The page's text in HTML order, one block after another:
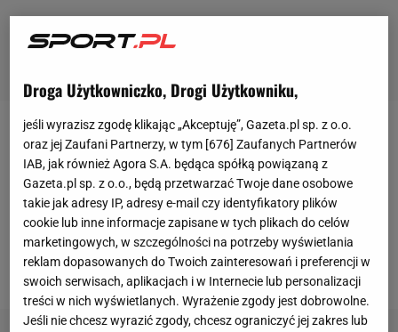
Sezon Ekstraklasy już za nami, ale w wielu klubach
dzieje się naprawdę sporo. Jednym z nich jest
Widzew Łódź, w którym - według medialnych
doniesień - wkrótce dojdzie do bardzo ważnej
zmiany. W centrum całego zamieszania znalazł się
właściciel Robert Dobrzycki.
Droga Użytkowniczko, Drogi Użytkowniku,
jeśli wyrazisz zgodę klikając „Akceptuję”, Gazeta.pl sp. z o.o.
oraz jej Zaufani Partnerzy, w tym [676] Zaufanych Partnerów
IAB, jak również Agora S.A. będąca spółką powiązaną z
Gazeta.pl sp. z o.o., będą przetwarzać Twoje dane osobowe
takie jak adresy IP, adresy e-mail czy identyfikatory plików
cookie lub inne informacje zapisane w tych plikach do celów
marketingowych, w szczególności na potrzeby wyświetlania
reklam dopasowanych do Twoich zainteresowań i preferencji w
swoich serwisach, aplikacjach i w Internecie lub personalizacji
treści w nich wyświetlanych. Wyrażenie zgody jest dobrowolne.
Jeśli nie chcesz wyrazić zgody, chcesz ograniczyć jej zakres lub